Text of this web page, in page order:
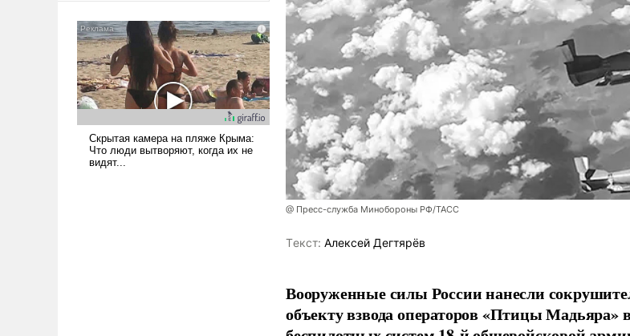
псевдонаучной фантастики,
стало всерьез обсуждаемой
идеей.
@ Пресс-служба Минобороны РФ/ТАСС
Tекст: Алексей Дегтярёв
Вооруженные силы России нанесли
объекту взвода операторов «Птицы Мадьяра»